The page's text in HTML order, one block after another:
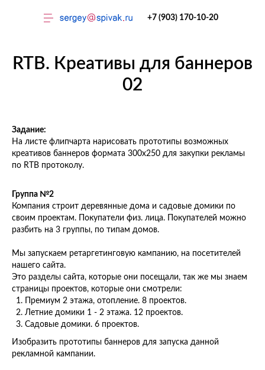
Тренинги
+7 (903) 170-10-20
RTB. Креативы для баннеров
02
Задание:
На листе флипчарта нарисовать прототипы возможных
креативов баннеров формата 300х250 для закупки рекламы
по RTB протоколу.
Группа №2
Компания строит деревянные дома и садовые домики по
своим проектам. Покупатели физ. лица. Покупателей можно
разбить на 3 группы, по типам домов.
Мы запускаем ретаргетинговую кампанию, на посетителей
нашего сайта.
Это разделы сайта, которые они посещали, так же мы знаем
страницы проектов, которые они смотрели:
Премиум 2 этажа, отопление. 8 проектов.
Летние домики 1 - 2 этажа. 12 проектов.
Садовые домики. 6 проектов.
Изобразить прототипы баннеров для запуска данной
рекламной кампании.